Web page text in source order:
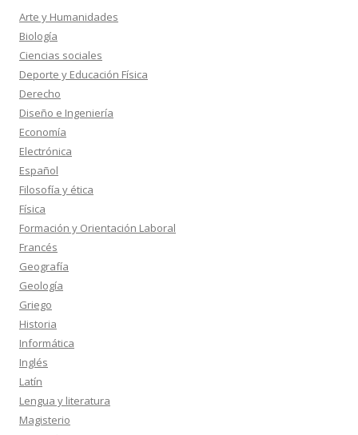
Arte y Humanidades
Biología
Ciencias sociales
Deporte y Educación Física
Derecho
Diseño e Ingeniería
Economía
Electrónica
Español
Filosofía y ética
Física
Formación y Orientación Laboral
Francés
Geografía
Geología
Griego
Historia
Informática
Inglés
Latín
Lengua y literatura
Magisterio